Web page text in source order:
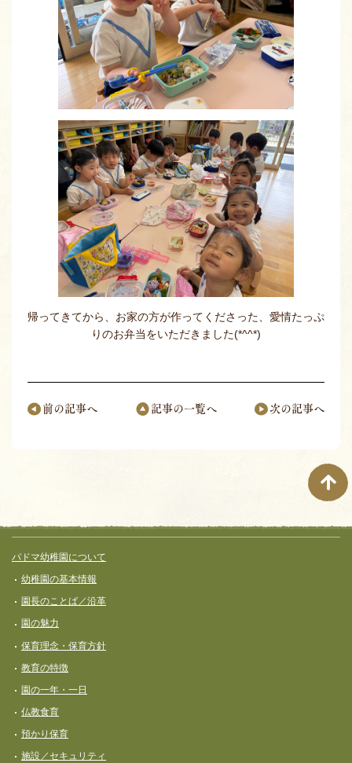
帰ってきてから、お家の方が作ってくださった、愛情たっぷ
りのお弁当をいただきました(*^^*)
前の記事へ 記事の一覧へ 次の記事へ
フッターコンテンツ
パドマ幼稚園について
幼稚園の基本情報
園長のことば／沿革
園の魅力
保育理念・保育⽅針
教育の特徴
園の一年・一日
仏教食育
預かり保育
施設／セキュリティ